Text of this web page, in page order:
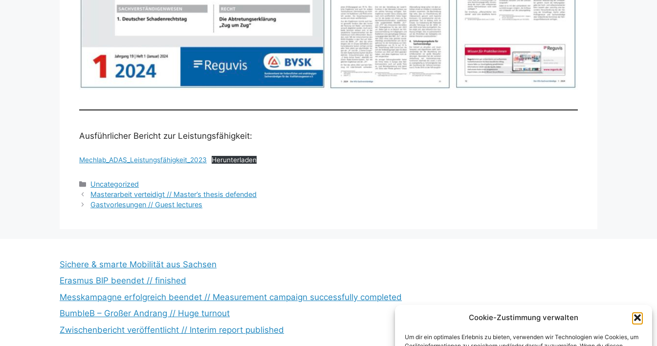
Cookie-Zustimmung verwalten
Um dir ein optimales Erlebnis zu bieten, verwenden wir Technologien wie Cookies, um
Ausführlicher Bericht zur Leistungsfähigkeit:
Mechlab_ADAS_Leistungsfähigkeit_2023 Herunterladen
Kategorien
Uncategorized
Masterarbeit verteidigt // Master’s thesis defended
Gastvorlesungen // Guest lectures
Sichere & smarte Mobilität aus Sachsen
Erasmus BIP beendet // finished
Messkampagne erfolgreich beendet // Measurement campaign successfully completed
BumbleB – Großer Andrang // Huge turnout
Zwischenbericht veröffentlicht // Interim report published